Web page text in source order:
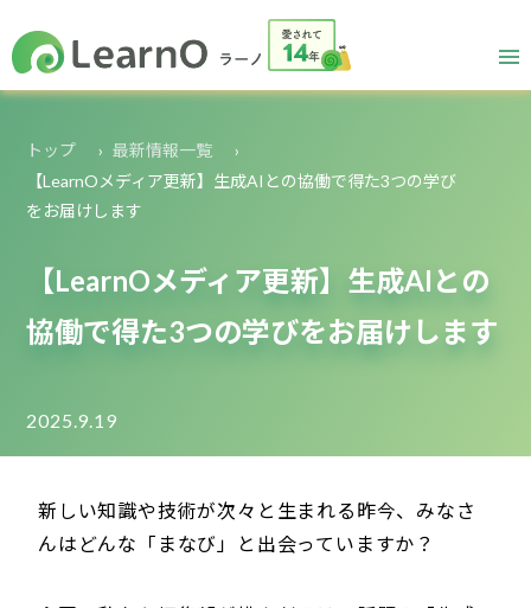
トップ
最新情報一覧
【LearnOメディア更新】生成AIとの協働で得た3つの学び
をお届けします
【LearnOメディア更新】生成AIとの
協働で得た3つの学びをお届けします
2025.9.19
新しい知識や技術が次々と生まれる昨今、みなさ
んはどんな「まなび」と出会っていますか？